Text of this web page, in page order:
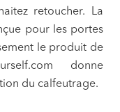
retoucher. La
pour les portes
le produit de
donne
du calfeutrage.